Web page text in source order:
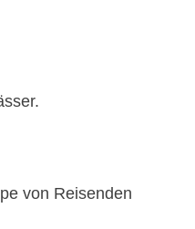
von Reisenden